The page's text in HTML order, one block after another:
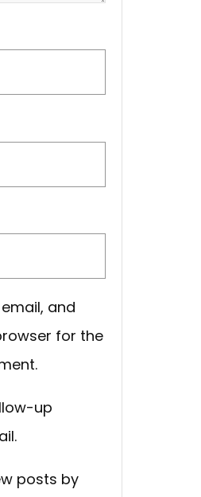
and
for the
up
posts by